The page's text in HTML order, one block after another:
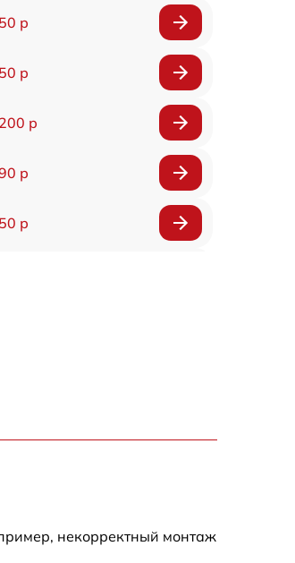
р
р
р
р
р
некорректный монтаж